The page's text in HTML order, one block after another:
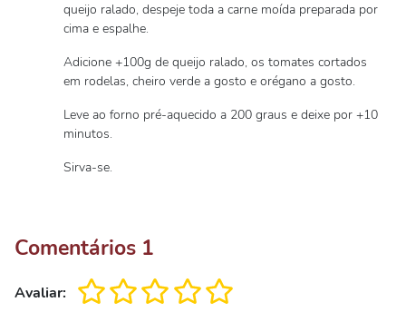
queijo ralado, despeje toda a carne moída preparada por
cima e espalhe.
Adicione +100g de queijo ralado, os tomates cortados
em rodelas, cheiro verde a gosto e orégano a gosto.
Leve ao forno pré-aquecido a 200 graus e deixe por +10
minutos.
Sirva-se.
Comentários 1
Avaliar: